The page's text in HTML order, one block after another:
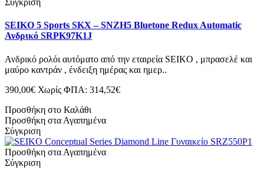
Σύγκριση
SEIKO 5 Sports SKX – SNZH5 Bluetone Redux Automatic
Ανδρικό SRPK97K1J
Ανδρικό ρολόι αυτόματο από την εταιρεία SEIKO , μπρασελέ και
μαύρο καντράν , ένδειξη ημέρας και ημερ..
390,00€ Χωρίς ΦΠΑ: 314,52€
Προσθήκη στο Καλάθι
Προσθήκη στα Αγαπημένα
Σύγκριση
Προσθήκη στα Αγαπημένα
Σύγκριση